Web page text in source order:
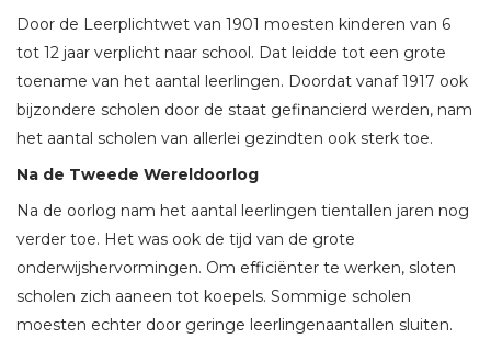
Door de Leerplichtwet van 1901 moesten kinderen van 6
tot 12 jaar verplicht naar school. Dat leidde tot een grote
toename van het aantal leerlingen. Doordat vanaf 1917 ook
bijzondere scholen door de staat gefinancierd werden, nam
het aantal scholen van allerlei gezindten ook sterk toe.
Na de Tweede Wereldoorlog
Na de oorlog nam het aantal leerlingen tientallen jaren nog
verder toe. Het was ook de tijd van de grote
onderwijshervormingen. Om efficiënter te werken, sloten
scholen zich aaneen tot koepels. Sommige scholen
moesten echter door geringe leerlingenaantallen sluiten.